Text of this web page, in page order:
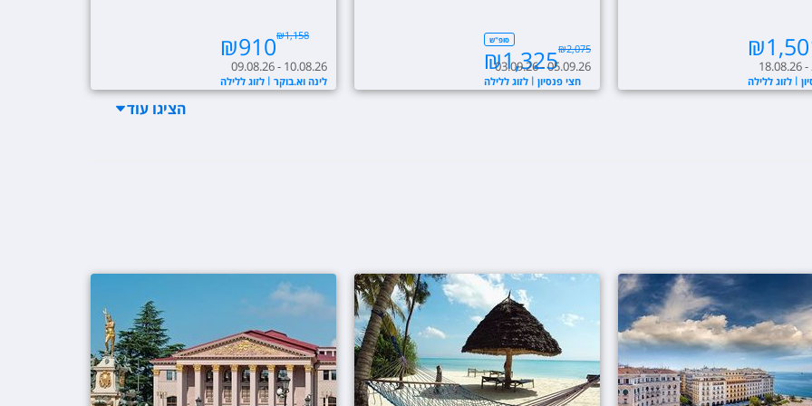
₪
לזוג ללילה
18.08.26
סופ"ש
₪1,325₪2,075
חצי פנסיון לזוג ללילה
03.09.26 - 05.09.26
₪910₪1,158
לינה וא.בוקר לזוג ללילה
09.08.26 - 10.08.26
הציגו עוד